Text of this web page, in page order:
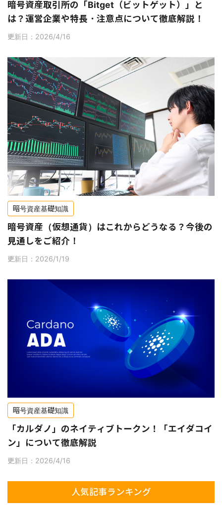
暗号資産取引所の「Bitget（ビットゲット）」と
は？運営企業や特長・注意点について徹底解説！
更新日：2026/4/16
暗号資産基礎知識
暗号資産（仮想通貨）はこれからどうなる？今後の
見通しをご紹介！
更新日：2026/1/19
暗号資産基礎知識
「カルダノ」のネイティブトークン！「エイダコイ
ン」について徹底解説
更新日：2026/4/16
人気記事ランキング